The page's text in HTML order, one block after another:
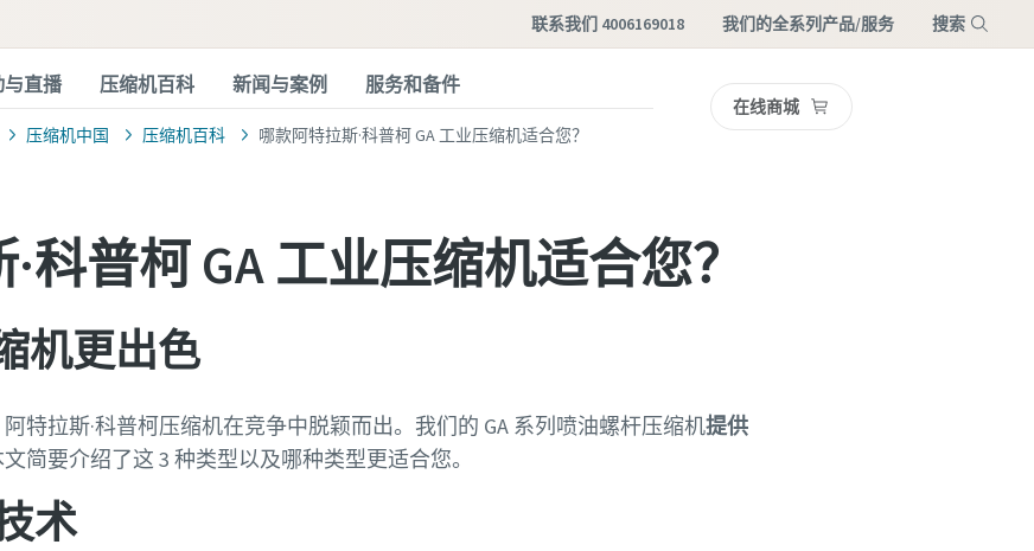
联系我们 4006169018 我们的全系列产品/服务 搜索
与直播 压缩机百科 新闻与案例 服务和备件
压缩机中国 压缩机百科 哪款阿特拉斯·科普柯 GA 工业压缩机适合您？
在线商城
科普柯 GA 工业压缩机适合您？
机更出色
特拉斯·科普柯压缩机在竞争中脱颖而出。我们的 GA 系列喷油螺杆压缩机提供
简要介绍了这 3 种类型以及哪种类型更适合您。
术